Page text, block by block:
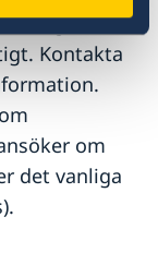
och
Kontakta
om
det vanliga